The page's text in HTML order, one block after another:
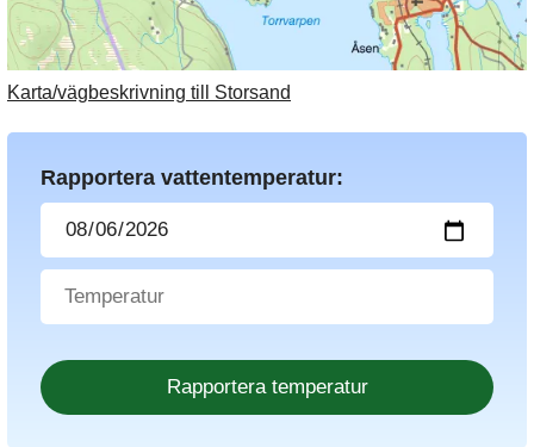
Karta/vägbeskrivning till Storsand
Rapportera vattentemperatur: